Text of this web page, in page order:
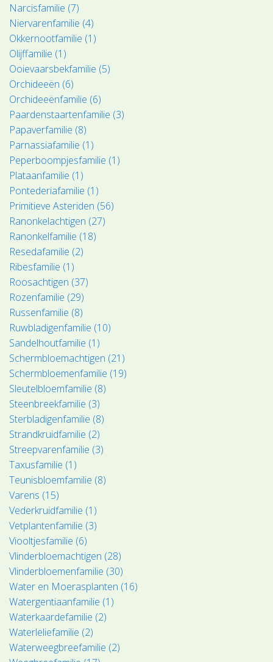
Narcisfamilie (7)
Niervarenfamilie (4)
Okkernootfamilie (1)
Olijffamilie (1)
Ooievaarsbekfamilie (5)
Orchideeën (6)
Orchideeënfamilie (6)
Paardenstaartenfamilie (3)
Papaverfamilie (8)
Parnassiafamilie (1)
Peperboompjesfamilie (1)
Plataanfamilie (1)
Pontederiafamilie (1)
Primitieve Asteriden (56)
Ranonkelachtigen (27)
Ranonkelfamilie (18)
Resedafamilie (2)
Ribesfamilie (1)
Roosachtigen (37)
Rozenfamilie (29)
Russenfamilie (8)
Ruwbladigenfamilie (10)
Sandelhoutfamilie (1)
Schermbloemachtigen (21)
Schermbloemenfamilie (19)
Sleutelbloemfamilie (8)
Steenbreekfamilie (3)
Sterbladigenfamilie (8)
Strandkruidfamilie (2)
Streepvarenfamilie (3)
Taxusfamilie (1)
Teunisbloemfamilie (8)
Varens (15)
Vederkruidfamilie (1)
Vetplantenfamilie (3)
Viooltjesfamilie (6)
Vlinderbloemachtigen (28)
Vlinderbloemenfamilie (30)
Water en Moerasplanten (16)
Watergentiaanfamilie (1)
Waterkaardefamilie (2)
Waterleliefamilie (2)
Waterweegbreefamilie (2)